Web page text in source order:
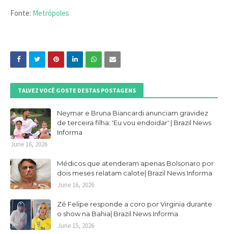
Fonte: Metrópoles
TALVEZ VOCÊ GOSTE DESTAS POSTAGENS
Neymar e Bruna Biancardi anunciam gravidez
de terceira filha: 'Eu vou endoidar' | Brazil News
Informa
June 16, 2026
Médicos que atenderam apenas Bolsonaro por
dois meses relatam calote| Brazil News Informa
June 16, 2026
Zé Felipe responde a coro por Virginia durante
o show na Bahia| Brazil News Informa
June 15, 2026